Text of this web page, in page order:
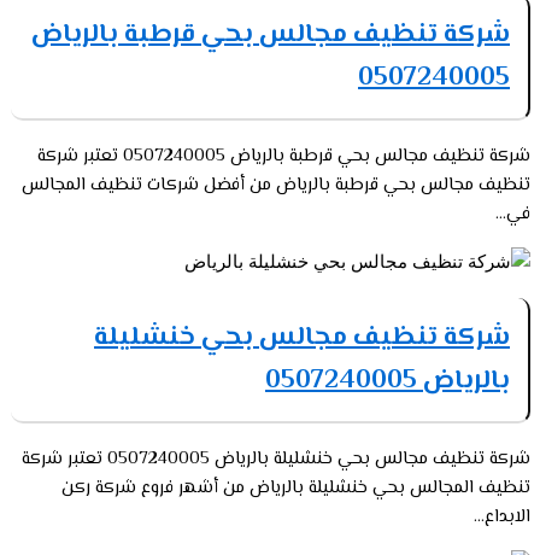
شركة تنظيف مجالس بحي قرطبة بالرياض
0507240005
شركة تنظيف مجالس بحي قرطبة بالرياض 0507240005 تعتبر شركة
تنظيف مجالس بحي قرطبة بالرياض من أفضل شركات تنظيف المجالس
في...
شركة تنظيف مجالس بحي خنشليلة
بالرياض 0507240005
شركة تنظيف مجالس بحي خنشليلة بالرياض 0507240005 تعتبر شركة
تنظيف المجالس بحي خنشليلة بالرياض من أشهر فروع شركة ركن
الابداع...